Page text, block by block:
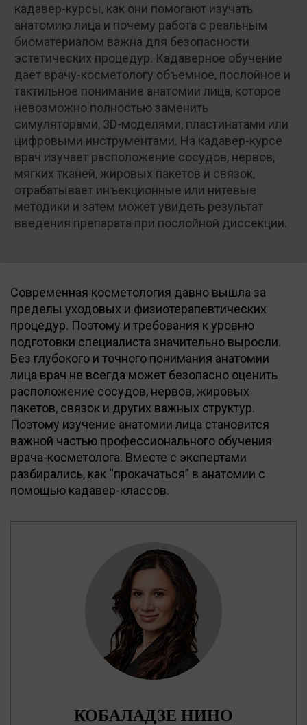
кадавер-курсы, как они помогают изучать
анатомию лица и почему работа с реальным
биоматериалом важна для безопасности
эстетических процедур. Кадаверное обучение
дает врачу-косметологу объемное, послойное и
тактильное понимание анатомии лица, которое
невозможно полностью заменить
симуляторами, 3D-моделями, пластинатами или
цифровыми инструментами. На кадавер-курсе
врач изучает расположение сосудов, нервов,
мягких тканей, жировых пакетов и связок,
отрабатывает инъекционные или нитевые
методики и затем может увидеть результат
введения препарата при послойной диссекции.
Современная косметология давно вышла за
пределы уходовых и физиотерапевтических
процедур. Поэтому и требования к уровню
подготовки специалиста значительно выросли.
Без глубокого и точного понимания анатомии
лица врач не всегда может безопасно оценить
расположение сосудов, нервов, жировых
пакетов, связок и других важных структур.
Поэтому изучение анатомии лица становится
важной частью профессионального обучения
врача-косметолога. Вместе с экспертами
разбирались, как “прокачаться” в анатомии с
помощью кадавер-классов.
КОБАЛАДЗЕ НИНО